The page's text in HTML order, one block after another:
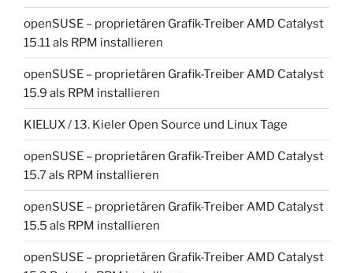
openSUSE – proprietären Grafik-Treiber AMD Catalyst
15.11 als RPM installieren
openSUSE – proprietären Grafik-Treiber AMD Catalyst
15.9 als RPM installieren
KIELUX / 13. Kieler Open Source und Linux Tage
openSUSE – proprietären Grafik-Treiber AMD Catalyst
15.7 als RPM installieren
openSUSE – proprietären Grafik-Treiber AMD Catalyst
15.5 als RPM installieren
openSUSE – proprietären Grafik-Treiber AMD Catalyst